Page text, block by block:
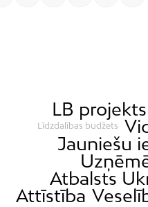
LB projekts
Līdzdalības budžets
Jauniešu
Atbalsts
Attīstība